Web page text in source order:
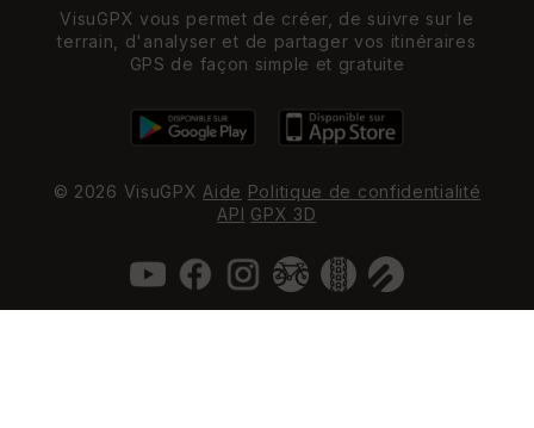
VisuGPX vous permet de créer, de suivre sur le
terrain, d'analyser et de partager vos itinéraires
GPS de façon simple et gratuite
© 2026 VisuGPX Aide Politique de confidentialité
API GPX 3D